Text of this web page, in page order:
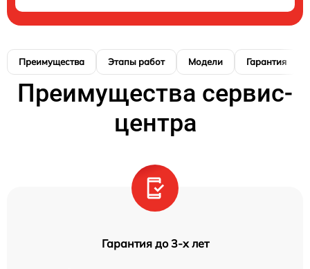
Преимущества Этапы работ Модели Гарантия
Преимущества сервис-
центра
Гарантия до 3-х лет